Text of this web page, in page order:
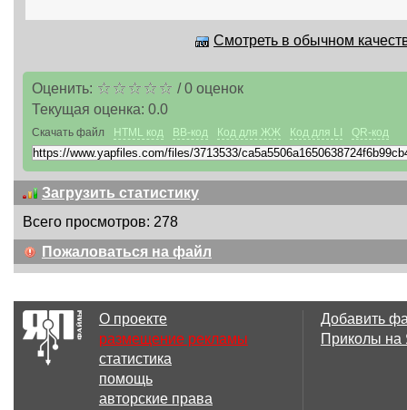
Смотреть в обычном
Оценить: /0оценок
Текущая оценка: 0.0
Скачать файл HTML код BB-код Код для ЖЖ Код для LI QR-код
Загрузить статистику
Всего просмотров: 278
Пожаловаться на файл
О проекте
размещение рекламы
статистика
помощь
авторские права
Добавить
Приколы